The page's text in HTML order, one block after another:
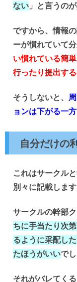
ない 」と言うの
ですから、情報
ーが慣れていて
い慣れている簡
行ったり提出す
そうしないと、
ョンは下がる一方
自分だけの
これはサークル
別々に記載します
サークルの幹部ク
ちに手当たり次
るように采配し
たほうがいいでし
それがバレてくる